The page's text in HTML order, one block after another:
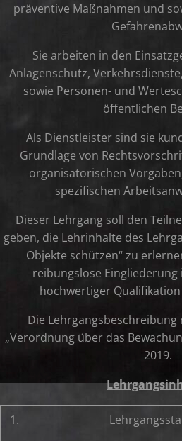
präventive Maßnahmen und
Sie arbeiten in den
Anlagenschutz,
sowie Personen- und
öffentlichen
Als Dienstleister sind sie
Grundlage von
organisatorischen
spezifischen
Dieser Lehrgang soll den
geben, die Lehrinhalte des
Objekte schützen“ zu
reibungslose
hochwertiger
Die
„Verordnung über das
2019.
1.